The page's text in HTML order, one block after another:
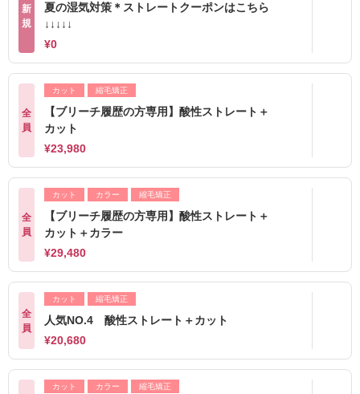
新
規
夏の湿気対策＊ストレートクーポンはこちら
↓↓↓↓↓
¥0
全
員
カット 縮毛矯正
【ブリーチ履歴の方専用】酸性ストレート＋
カット
¥23,980
全
員
カット カラー 縮毛矯正
【ブリーチ履歴の方専用】酸性ストレート＋
カット＋カラー
¥29,480
全
員
カット 縮毛矯正
人気NO.4 酸性ストレート＋カット
¥20,680
カット カラー 縮毛矯正